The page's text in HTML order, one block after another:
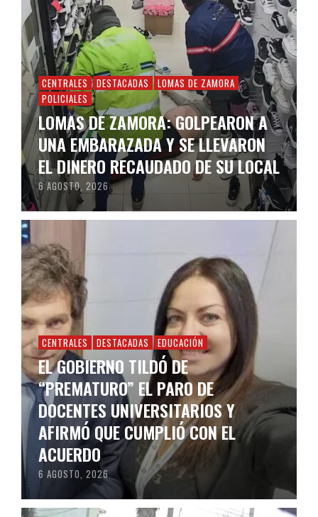
CENTRALES DESTACADAS
LOMAS DE ZAMORA
POLICIALES
LOMAS DE ZAMORA: GOLPEARON A
UNA EMBARAZADA Y SE LLEVARON
EL DINERO RECAUDADO DE SU LOCAL
6 AGOSTO, 2026
CENTRALES DESTACADAS EDUCACIÓN
EL GOBIERNO TILDÓ DE
“PREMATURO” EL PARO DE
DOCENTES UNIVERSITARIOS Y
AFIRMÓ QUE CUMPLIÓ CON EL
ACUERDO
6 AGOSTO, 2026